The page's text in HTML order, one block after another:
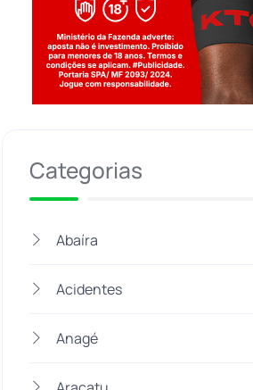
Categorias
Abaíra
Acidentes
Anagé